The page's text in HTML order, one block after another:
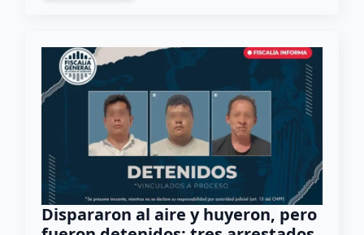
Dispararon al aire y huyeron, pero